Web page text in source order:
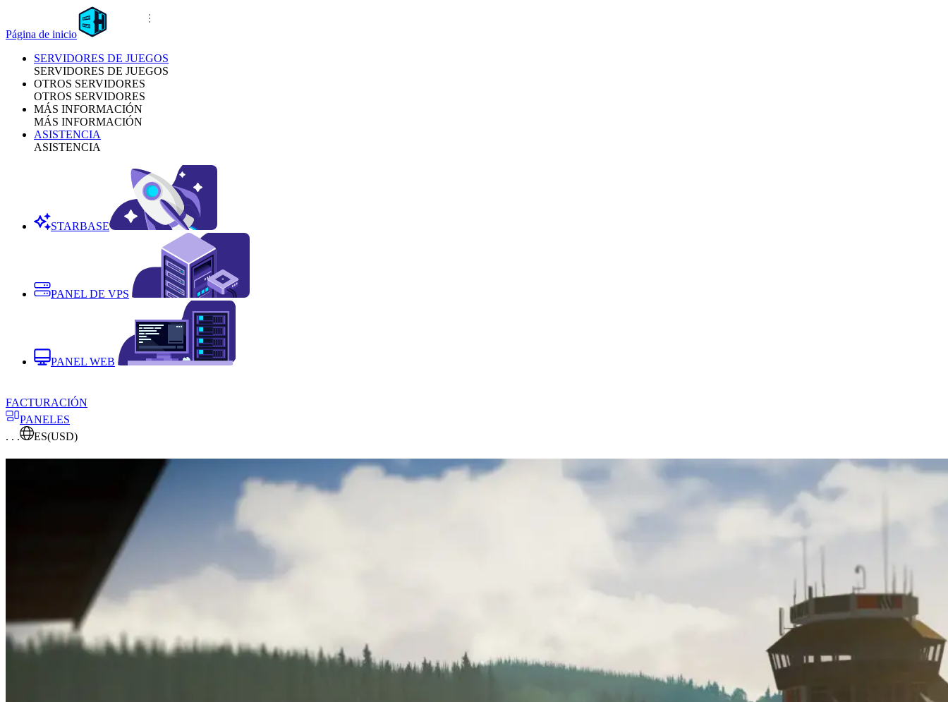
Página de inicio
SERVIDORES DE JUEGOS
SERVIDORES DE JUEGOS
OTROS SERVIDORES
OTROS SERVIDORES
MÁS INFORMACIÓN
MÁS INFORMACIÓN
ASISTENCIA
ASISTENCIA
STARBASE
PANEL DE VPS
PANEL WEB
FACTURACIÓN
PANELES
. . .
ES(USD)